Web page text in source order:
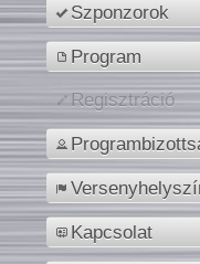
Szponzorok
Program
Regisztráció
Kapcsolat